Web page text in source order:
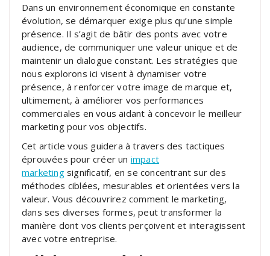
Dans un environnement économique en constante
évolution, se démarquer exige plus qu’une simple
présence. Il s’agit de bâtir des ponts avec votre
audience, de communiquer une valeur unique et de
maintenir un dialogue constant. Les stratégies que
nous explorons ici visent à dynamiser votre
présence, à renforcer votre image de marque et,
ultimement, à améliorer vos performances
commerciales en vous aidant à concevoir le meilleur
marketing pour vos objectifs.
Cet article vous guidera à travers des tactiques
éprouvées pour créer un impact
marketingsignificatif, en se concentrant sur des
méthodes ciblées, mesurables et orientées vers la
valeur. Vous découvrirez comment le marketing,
dans ses diverses formes, peut transformer la
manière dont vos clients perçoivent et interagissent
avec votre entreprise.